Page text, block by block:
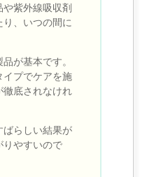
紫外線吸収剤
、いつの間に
が基本です。
イプでケアを施
徹底されなけれ
ばらしい結果が
りやすいので